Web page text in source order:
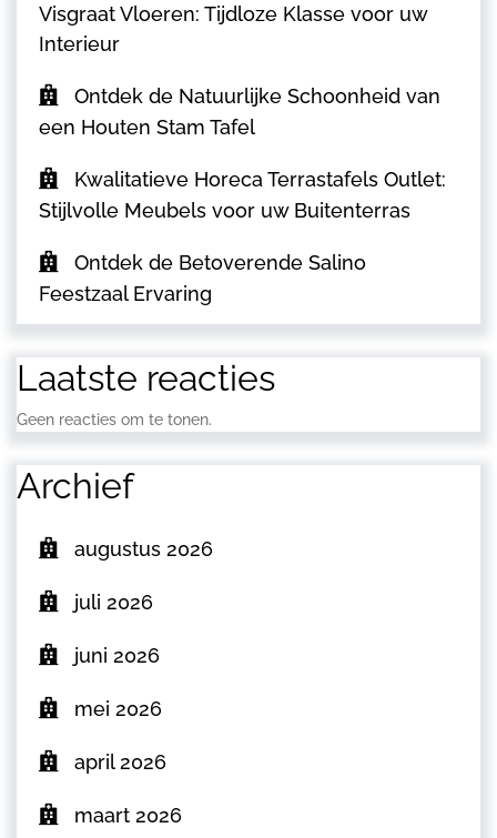
Visgraat Vloeren: Tijdloze Klasse voor uw
Interieur
Ontdek de Natuurlijke Schoonheid van
een Houten Stam Tafel
Kwalitatieve Horeca Terrastafels Outlet:
Stijlvolle Meubels voor uw Buitenterras
Ontdek de Betoverende Salino
Feestzaal Ervaring
Laatste reacties
Geen reacties om te tonen.
Archief
augustus 2026
juli 2026
juni 2026
mei 2026
april 2026
maart 2026